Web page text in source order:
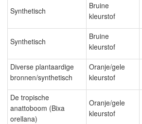
Synthetisch
Bruine
kleurstof
Synthetisch
Bruine
kleurstof
Diverse plantaardige
bronnen/synthetisch
Oranje/gele
kleurstof
De tropische
anattoboom (Bixa
orellana)
Oranje/gele
kleurstof